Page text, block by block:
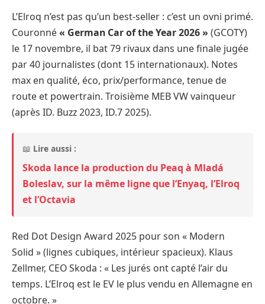
L’Elroq n’est pas qu’un best-seller : c’est un ovni primé.
Couronné« German Car of the Year 2026 » (GCOTY)
le 17 novembre, il bat 79 rivaux dans une finale jugée
par 40 journalistes (dont 15 internationaux). Notes
max en qualité, éco, prix/performance, tenue de
route et powertrain. Troisième MEB VW vainqueur
(après ID. Buzz 2023, ID.7 2025).
📖 Lire aussi :
Skoda lance la production du Peaq à Mladá
Boleslav, sur la même ligne que l’Enyaq, l’Elroq
et l’Octavia
Red Dot Design Award 2025 pour son « Modern
Solid » (lignes cubiques, intérieur spacieux). Klaus
Zellmer, CEO Skoda : « Les jurés ont capté l’air du
temps. L’Elroq est le EV le plus vendu en Allemagne en
octobre. »